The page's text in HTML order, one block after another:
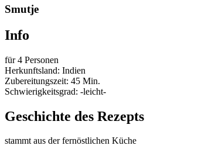
Smutje
Info
für 4 Personen
Herkunftsland: Indien
Zubereitungszeit: 45 Min.
Schwierigkeitsgrad: -leicht-
Geschichte des Rezepts
stammt aus der fernöstlichen Küche